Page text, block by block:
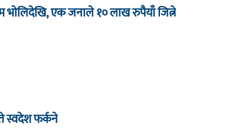
भाेलिदेखि, एक जनाले १० लाख रुपैयाँ जित्ने
स्वदेश फर्कने